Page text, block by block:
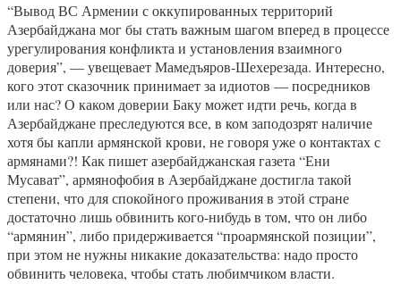
“Вывод ВС Армении с оккупированных территорий
Азербайджана мог бы стать важным шагом вперед в процессе
урегулирования конфликта и установления взаимного
доверия”, — увещевает Мамедъяров-Шехерезада. Интересно,
кого этот сказочник принимает за идиотов — посредников
или нас? О каком доверии Баку может идти речь, когда в
Азербайджане преследуются все, в ком заподозрят наличие
хотя бы капли армянской крови, не говоря уже о контактах с
армянами?! Как пишет азербайджанская газета “Ени
Мусават”, армянофобия в Азербайджане достигла такой
степени, что для спокойного проживания в этой стране
достаточно лишь обвинить кого-нибудь в том, что он либо
“армянин”, либо придерживается “проармянской позиции”,
при этом не нужны никакие доказательства: надо просто
обвинить человека, чтобы стать любимчиком власти.